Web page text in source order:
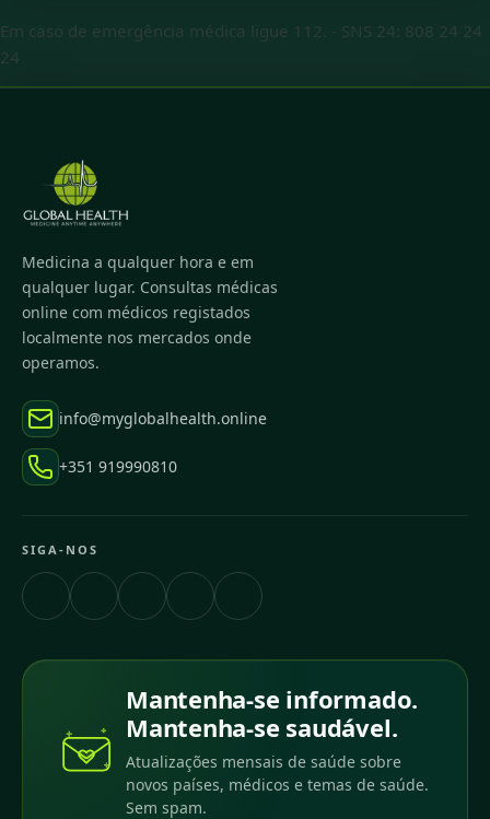
Em caso de emergência médica ligue 112. - SNS 24: 808 24 24
24
Medicina a qualquer hora e em
qualquer lugar. Consultas médicas
online com médicos registados
localmente nos mercados onde
operamos.
info@myglobalhealth.online
+351 919990810
SIGA-NOS
Mantenha-se informado.
Mantenha-se saudável.
Atualizações mensais de saúde sobre
novos países, médicos e temas de saúde.
Sem spam.